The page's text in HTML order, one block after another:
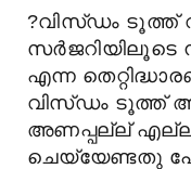
?വിസ്ഡം ടൂത്ത്
സര്ജറിയിലൂടെ
എന്ന
വിസ്ഡം ടൂത്ത്
അണപ്പല്ല്
ചെയ്യേണ്ടതു